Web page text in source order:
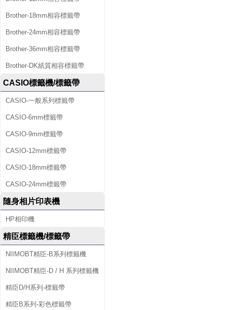
Brother-18mm相容標籤帶
Brother-24mm相容標籤帶
Brother-36mm相容標籤帶
Brother-DK紙質相容標籤帶
CASIO標籤機/標籤帶
CASIO-一般系列標籤帶
CASIO-6mm標籤帶
CASIO-9mm標籤帶
CASIO-12mm標籤帶
CASIO-18mm標籤帶
CASIO-24mm標籤帶
隨身相片印表機
HP相印機
精臣標籤機/標籤帶
NIIMOBT精臣-B系列標籤機
NIIMOBT精臣-D / H 系列標籤機
精臣D/H系列-標籤帶
精臣B系列-彩色標籤帶